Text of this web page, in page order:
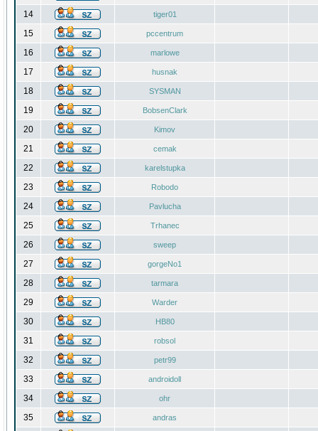
14 tiger01
15 pccentrum
16 marlowe
17 husnak
18 SYSMAN
19 BobsenClark
20 Kimov
21 cemak
22 karelstupka
23 Robodo
24 Pavlucha
25 Trhanec
26 sweep
27 gorgeNo1
28 tarmara
29 Warder
30 HB80
31 robsol
32 petr99
33 androidoll
34 ohr
35 andras